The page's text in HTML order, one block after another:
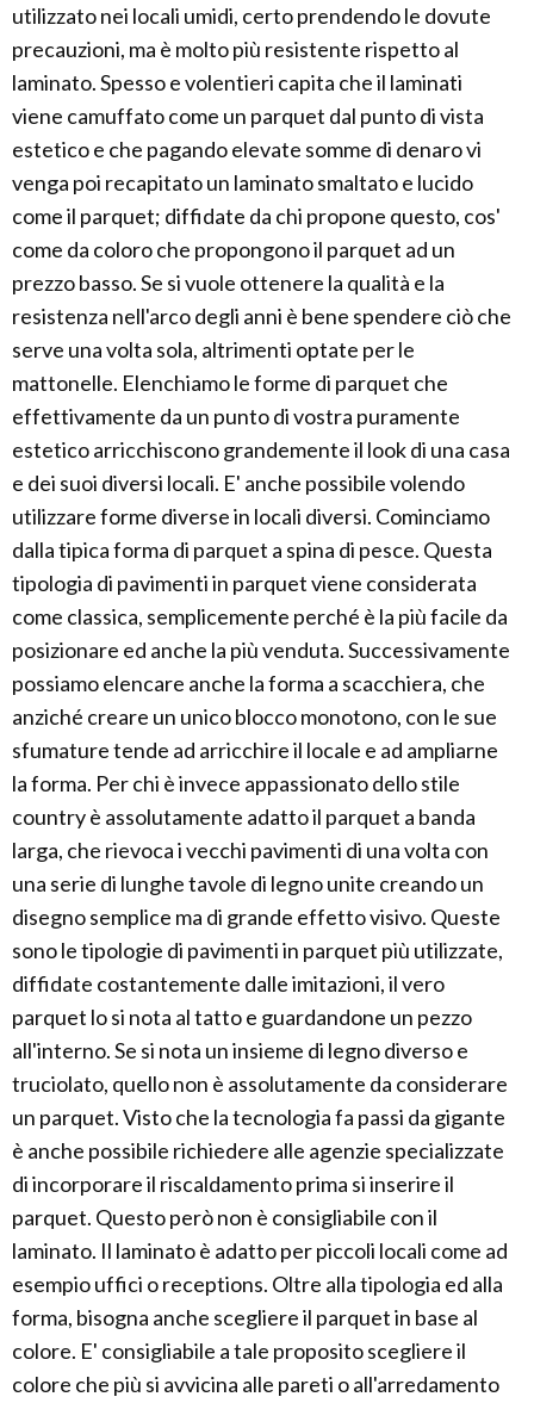
utilizzato nei locali umidi, certo prendendo le dovute
precauzioni, ma è molto più resistente rispetto al
laminato. Spesso e volentieri capita che il laminati
viene camuffato come un parquet dal punto di vista
estetico e che pagando elevate somme di denaro vi
venga poi recapitato un laminato smaltato e lucido
come il parquet; diffidate da chi propone questo, cos'
come da coloro che propongono il parquet ad un
prezzo basso. Se si vuole ottenere la qualità e la
resistenza nell'arco degli anni è bene spendere ciò che
serve una volta sola, altrimenti optate per le
mattonelle. Elenchiamo le forme di parquet che
effettivamente da un punto di vostra puramente
estetico arricchiscono grandemente il look di una casa
e dei suoi diversi locali. E' anche possibile volendo
utilizzare forme diverse in locali diversi. Cominciamo
dalla tipica forma di parquet a spina di pesce. Questa
tipologia di pavimenti in parquet viene considerata
come classica, semplicemente perché è la più facile da
posizionare ed anche la più venduta. Successivamente
possiamo elencare anche la forma a scacchiera, che
anziché creare un unico blocco monotono, con le sue
sfumature tende ad arricchire il locale e ad ampliarne
la forma. Per chi è invece appassionato dello stile
country è assolutamente adatto il parquet a banda
larga, che rievoca i vecchi pavimenti di una volta con
una serie di lunghe tavole di legno unite creando un
disegno semplice ma di grande effetto visivo. Queste
sono le tipologie di pavimenti in parquet più utilizzate,
diffidate costantemente dalle imitazioni, il vero
parquet lo si nota al tatto e guardandone un pezzo
all'interno. Se si nota un insieme di legno diverso e
truciolato, quello non è assolutamente da considerare
un parquet. Visto che la tecnologia fa passi da gigante
è anche possibile richiedere alle agenzie specializzate
di incorporare il riscaldamento prima si inserire il
parquet. Questo però non è consigliabile con il
laminato. Il laminato è adatto per piccoli locali come ad
esempio uffici o receptions. Oltre alla tipologia ed alla
forma, bisogna anche scegliere il parquet in base al
colore. E' consigliabile a tale proposito scegliere il
colore che più si avvicina alle pareti o all'arredamento